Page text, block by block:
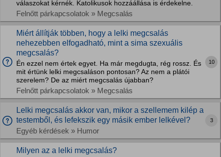
válaszokat kérnék. Katolikusok hozzáállása is érdekelne.
Felnőtt párkapcsolatok » Megcsalás
Miért állítják többen, hogy a lelki megcsalás
nehezebben elfogadható, mint a sima szexuális
megcsalás?
Én ezzel nem értek egyet. Ha már megdugta, rég rossz. És
mit értünk lelki megcsaláson pontosan? Az nem a plátói
szerelem? De az miért megcsalás újabban?
Felnőtt párkapcsolatok » Megcsalás
10
Lelki megcsalás akkor van, mikor a szellemem kilép a
testemből, és lefekszik egy másik ember lelkével?
Egyéb kérdések » Humor
3
Milyen az a lelki megcsalás?